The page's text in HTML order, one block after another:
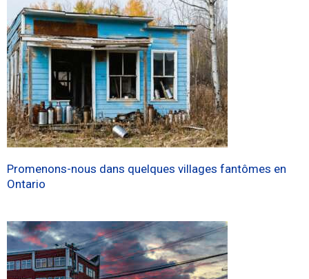
Promenons-nous dans quelques villages fantômes en
Ontario